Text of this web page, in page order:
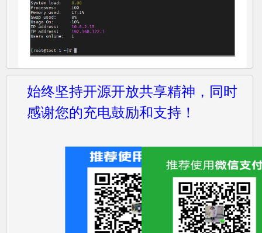
始终坚持开源开放共享精神，同时
感谢您的充电鼓励和支持！